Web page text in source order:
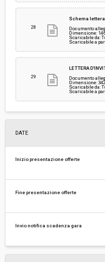
28
Schema
Documento
Dimensione:
Scaricabile da:
Scaricabile a
29
LETTERA
Documento
Dimensione:
Scaricabile da:
Scaricabile a
DATE
Inizio presentazione offerte
Fine presentazione offerte
Invio notifica scadenza gara